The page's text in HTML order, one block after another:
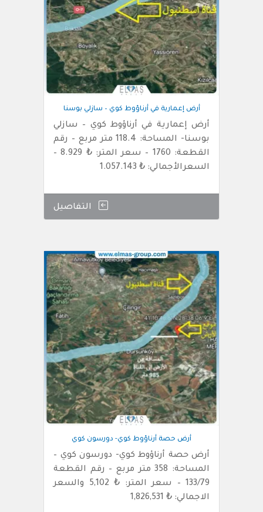
أرض إعمارية في أرناؤوط كوي – سازلي بوسنا
أرض إعمارية في أرناؤوط كوي – سازلي
بوسنا- المساحة: 118.4 متر مربع – رقم
القطعة: 1760 – سعر المتر: ₺ 8.929 –
السعرالأجمالي: ₺ 1.057.143
التفاصيل
أرض حصة أرناؤوط كوي- دورسون كوي
أرض حصة أرناؤوط كوي- دورسون كوي –
المساحة: 358 متر مربع – رقم القطعة
133/79 – سعر المتر: ₺ 5,102 والسعر
الاجمالي: ₺ 1,826,531